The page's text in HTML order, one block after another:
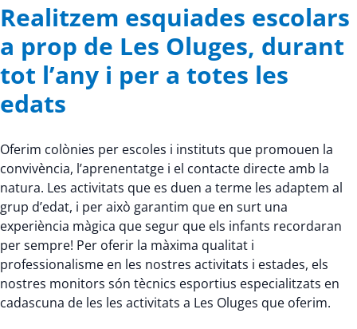
Realitzem esquiades escolars
a prop de Les Oluges, durant
tot l’any i per a totes les
edats
Oferim colònies per escoles i instituts que promouen la
convivència, l’aprenentatge i el contacte directe amb la
natura. Les activitats que es duen a terme les adaptem al
grup d’edat, i per això garantim que en surt una
experiència màgica que segur que els infants recordaran
per sempre! Per oferir la màxima qualitat i
professionalisme en les nostres activitats i estades, els
nostres monitors són tècnics esportius especialitzats en
cadascuna de les les activitats a Les Oluges que oferim.